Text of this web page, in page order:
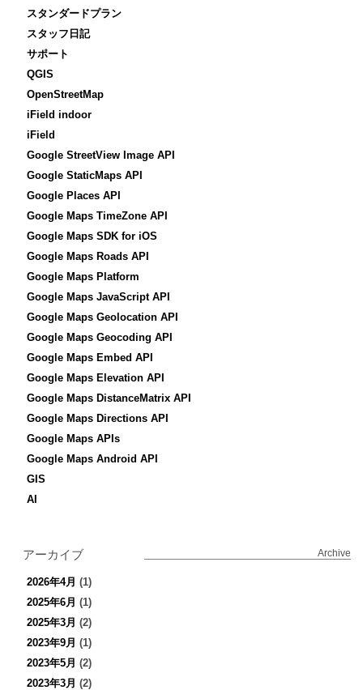
スタンダードプラン
スタッフ日記
サポート
QGIS
OpenStreetMap
iField indoor
iField
Google StreetView Image API
Google StaticMaps API
Google Places API
Google Maps TimeZone API
Google Maps SDK for iOS
Google Maps Roads API
Google Maps Platform
Google Maps JavaScript API
Google Maps Geolocation API
Google Maps Geocoding API
Google Maps Embed API
Google Maps Elevation API
Google Maps DistanceMatrix API
Google Maps Directions API
Google Maps APIs
Google Maps Android API
GIS
AI
アーカイブ Archive
2026年4月 (1)
2025年6月 (1)
2025年3月 (2)
2023年9月 (1)
2023年5月 (2)
2023年3月 (2)